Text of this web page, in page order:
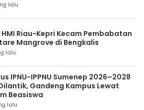
lalu
HMI Riau-Kepri Kecam Pembabatan
Mangrove di Bengkalis
lalu
IPNU-IPPNU Sumenep 2026–2028
Gandeng Kampus Lewat
Beasiswa
lalu